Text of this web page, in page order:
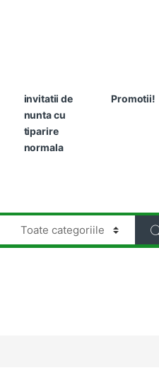
invitatii de
nunta cu
tiparire
normala
Promotii!